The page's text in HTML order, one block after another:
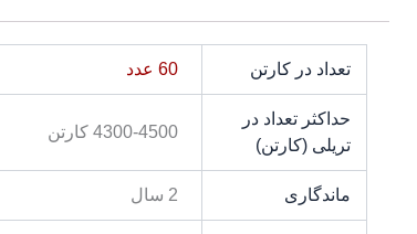
تعداد در کارتن 60 عدد
حداکثر تعداد در
تریلی (کارتن)
4300-4500 کارتن
ماندگاری 2 سال